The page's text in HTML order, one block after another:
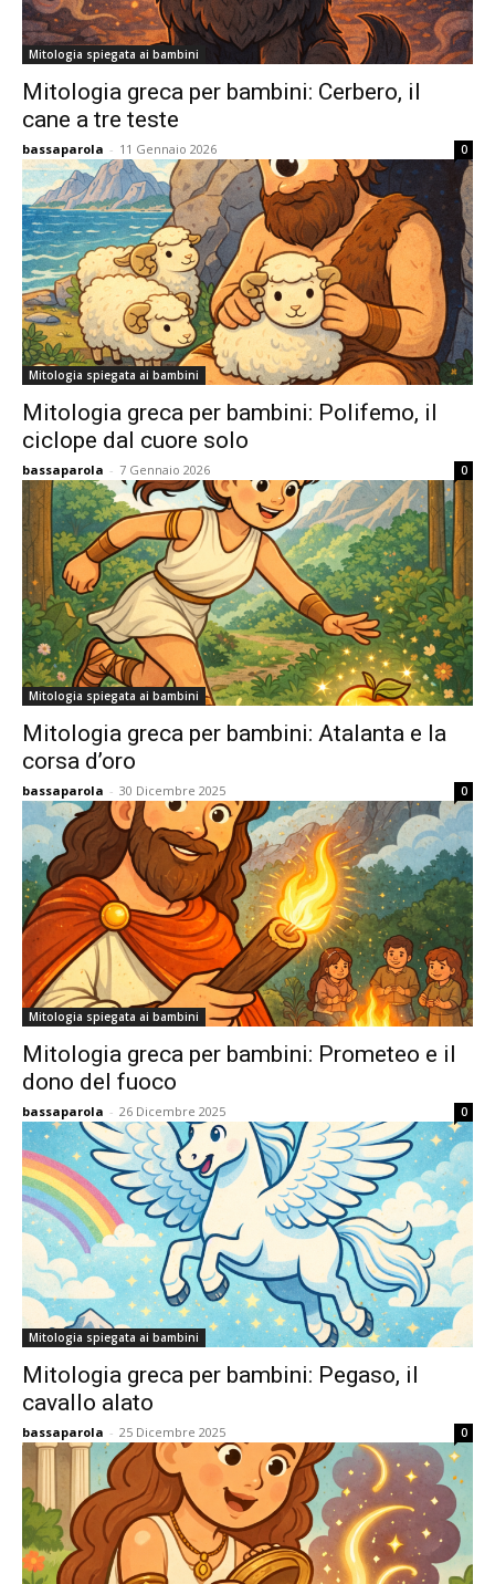
Mitologia spiegata ai bambini
Mitologia greca per bambini: Cerbero, il
cane a tre teste
bassaparola - 11 Gennaio 2026 0
Mitologia spiegata ai bambini
Mitologia greca per bambini: Polifemo, il
ciclope dal cuore solo
bassaparola - 7 Gennaio 2026 0
Mitologia spiegata ai bambini
Mitologia greca per bambini: Atalanta e la
corsa d’oro
bassaparola - 30 Dicembre 2025 0
Mitologia spiegata ai bambini
Mitologia greca per bambini: Prometeo e il
dono del fuoco
bassaparola - 26 Dicembre 2025 0
Mitologia spiegata ai bambini
Mitologia greca per bambini: Pegaso, il
cavallo alato
bassaparola - 25 Dicembre 2025 0